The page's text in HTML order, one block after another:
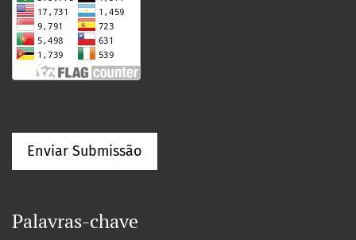
Enviar Submissão
Palavras-chave